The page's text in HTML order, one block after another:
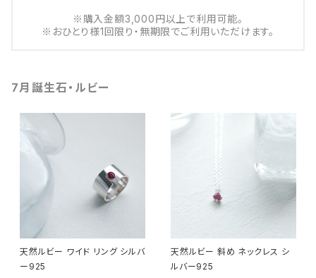
※購入金額3,000円以上で利用可能。
※おひとり様1回限り・無期限でご利用いただけます。
7月誕生石・ルビー
天然ルビー ワイド リング シルバ
ー925
天然ルビー 斜め ネックレス シ
ルバー925